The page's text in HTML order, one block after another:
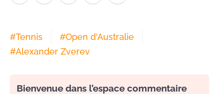
#Tennis #Open d'Australie
#Alexander Zverev
Bienvenue dans l’espace commentaire